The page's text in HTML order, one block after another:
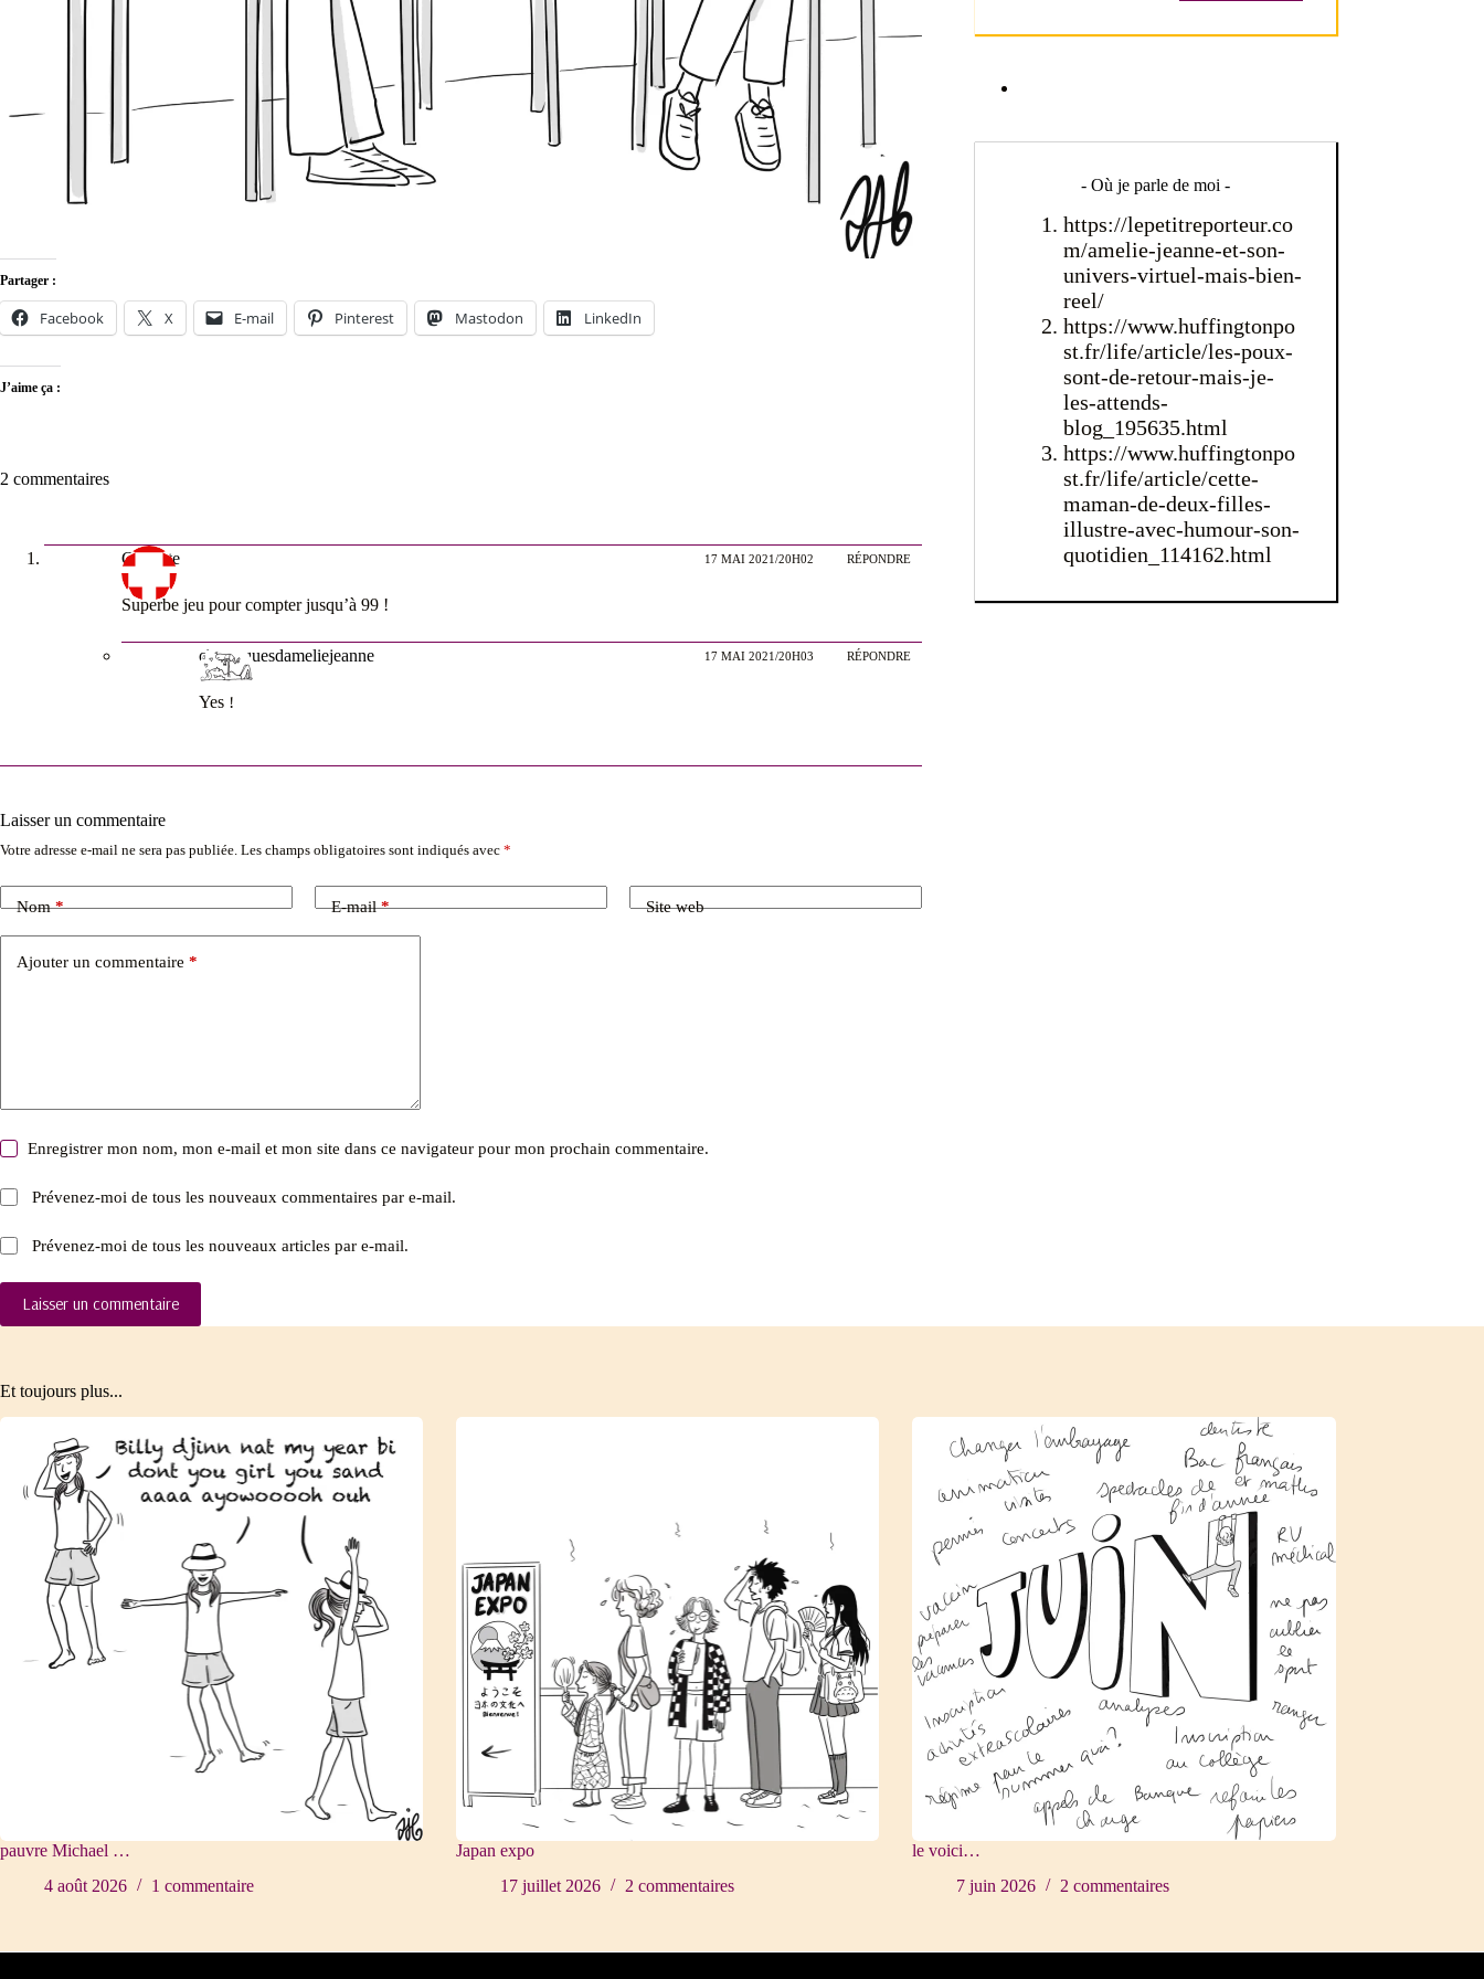
Partager :
Facebook X E-mail Pinterest Mastodon LinkedIn
J’aime ça :
2 commentaires
Clairette 17 MAI 2021/20H02 RÉPONDRE
Superbe jeu pour compter jusqu’à 99 !
chroniquesdameliejeanne 17 MAI 2021/20H03 RÉPONDRE
Yes !
Laisser un commentaire
Votre adresse e-mail ne sera pas publiée. Les champs obligatoires sont indiqués avec *
Nom* E-mail* Site web
Ajouter un commentaire *
Enregistrer mon nom, mon e-mail et mon site dans ce navigateur pour mon prochain commentaire.
Prévenez-moi de tous les nouveaux commentaires par e-mail.
Prévenez-moi de tous les nouveaux articles par e-mail.
Laisser un commentaire
- Où je parle de moi -
https://lepetitreporteur.co
m/amelie-jeanne-et-son-
univers-virtuel-mais-bien-
reel/
https://www.huffingtonpo
st.fr/life/article/les-poux-
sont-de-retour-mais-je-
les-attends-
blog_195635.html
https://www.huffingtonpo
st.fr/life/article/cette-
maman-de-deux-filles-
illustre-avec-humour-son-
quotidien_114162.html
Et toujours plus...
pauvre Michael …
4 août 2026
1 commentaire
Japan expo
17 juillet 2026
2 commentaires
le voici…
7 juin 2026
2 commentaires